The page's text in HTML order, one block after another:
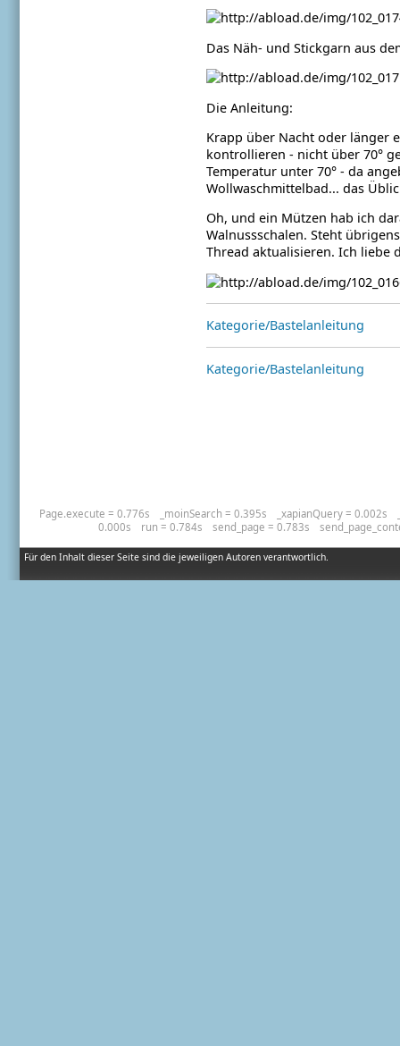
Das Näh- und Stickgarn aus
Die Anleitung:
Krapp über Nacht oder länger
kontrollieren - nicht über 70°
Temperatur unter 70° - da
Wollwaschmittelbad... das
Oh, und ein Mützen hab ich
Walnussschalen. Steht
Thread aktualisieren. Ich liebe
Kategorie/Bastelanleitung
Kategorie/Bastelanleitung
Für den Inhalt dieser Seite sind die jeweiligen Autoren verantwortlich.
Page.execute = 0.776s _moinSearch = 0.395s _xapianQuery = 0.002s
0.000s
run = 0.784s send_page = 0.783s